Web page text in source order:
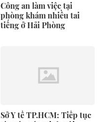
Công an làm việc tại
phòng khám nhiều tai
tiếng ở Hải Phòng
Sở Y tế TP.HCM: Tiếp tục